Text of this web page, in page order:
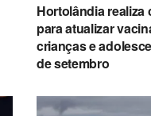
Hortolândia realiza
para atualizar
crianças e
de setembro